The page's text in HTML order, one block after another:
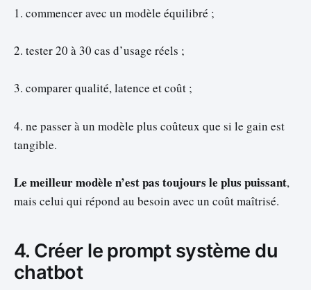
1. commencer avec un modèle équilibré ;
2. tester 20 à 30 cas d’usage réels ;
3. comparer qualité, latence et coût ;
4. ne passer à un modèle plus coûteux que si le gain est
tangible.
Le meilleur modèle n’est pas toujours le plus puissant,
mais celui qui répond au besoin avec un coût maîtrisé.
4. Créer le prompt système du
chatbot